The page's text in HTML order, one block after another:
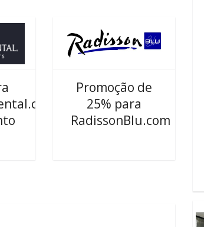
Promoção de
25% para
RadissonBlu.com